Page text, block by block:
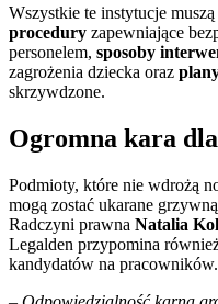
Wszystkie te instytucje muszą
procedury zapewniające
personelem, sposoby
zagrożenia dziecka oraz
skrzywdzone.
Ogromna kara
Podmioty, które nie wdrożą
mogą zostać ukarane grzywną
Radczyni prawna Natalia
Legalden przypomina
kandydatów na pracowników.